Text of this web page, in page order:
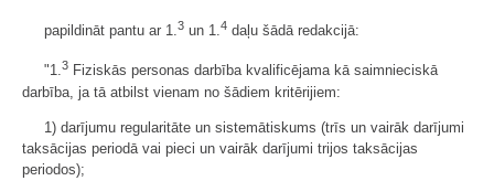
papildināt pantu ar 1.3 un 1.4 daļu šādā redakcijā:
"1.3 Fiziskās personas darbība kvalificējama kā saimnieciskā
darbība, ja tā atbilst vienam no šādiem kritērijiem:
1) darījumu regularitāte un sistemātiskums (trīs un vairāk darījumi
taksācijas periodā vai pieci un vairāk darījumi trijos taksācijas
periodos);